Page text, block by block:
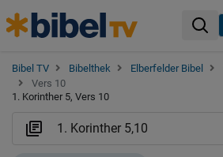
Bibel TV Bibelthek Elberfelder Bibel
Vers 10
1. Korinther 5, Vers 10